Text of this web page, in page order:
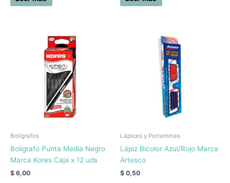
Bolígrafos
Bolígrafo Punta Media Negro
Marca Kores Caja x 12 uds
$ 6,00
Lápices y Portaminas
Lápiz Bicolor Azul/Rojo Marca
Artesco
$ 0,50